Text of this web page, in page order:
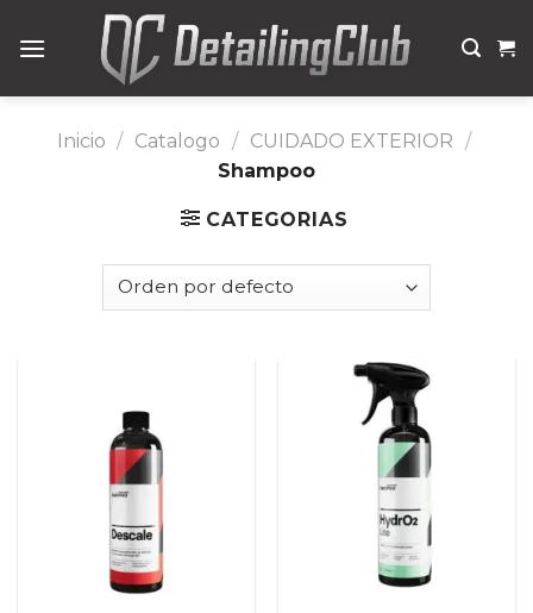
Inicio / Catalogo / CUIDADO EXTERIOR /
Shampoo
CATEGORIAS